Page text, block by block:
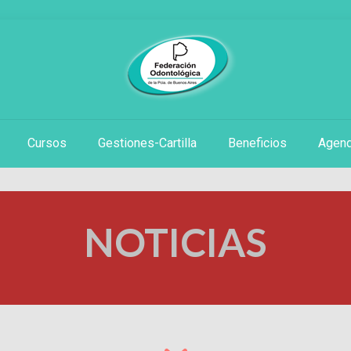
Cursos Gestiones-Cartilla Beneficios
NOTICIAS